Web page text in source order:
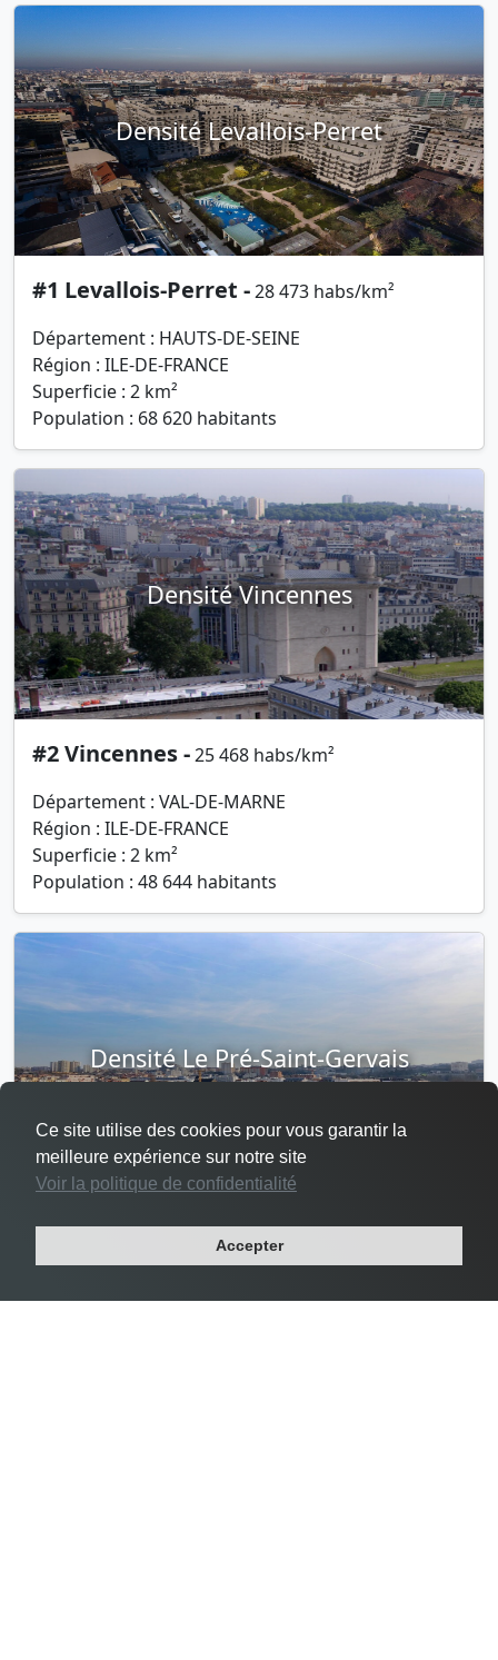
Densité Levallois-Perret
#1 Levallois-Perret -28 473 habs/km²
Département : HAUTS-DE-SEINE
Région : ILE-DE-FRANCE
Superficie : 2 km²
Population : 68 620 habitants
Densité Vincennes
#2 Vincennes -25 468 habs/km²
Département : VAL-DE-MARNE
Région : ILE-DE-FRANCE
Superficie : 2 km²
Population : 48 644 habitants
Densité Le Pré-Saint-Gervais
Département : SEINE-SAINT-DENIS
Ce site utilise des cookies pour vous garantir la
meilleure expérience sur notre site
Voir la politique de confidentialité
Accepter